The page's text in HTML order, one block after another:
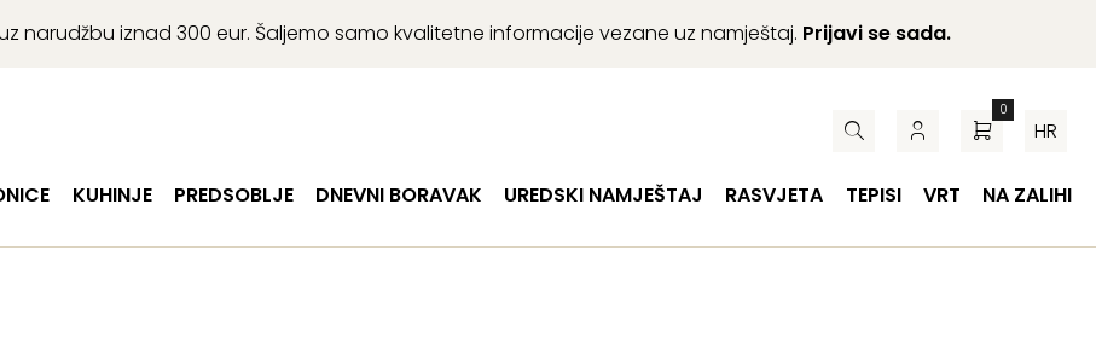
narudžbu iznad 300 eur. Šaljemo samo kvalitetne informacije vezane uz namještaj. Prijavi se sada.
0
HR
KUHINJE PREDSOBLJE DNEVNI BORAVAK UREDSKI NAMJEŠTAJ RASVJETA TEPISI VRT NA ZALIHI